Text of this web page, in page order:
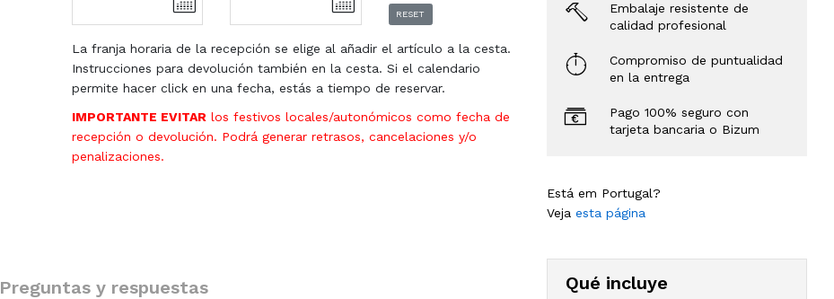
RESET
La franja horaria de la recepción se elige al añadir el artículo a la cesta.
Instrucciones para devolución también en la cesta. Si el calendario
permite hacer click en una fecha, estás a tiempo de reservar.
IMPORTANTE EVITAR los festivos locales/autonómicos como fecha de
recepción o devolución. Podrá generar retrasos, cancelaciones y/o
penalizaciones.
Preguntas y respuestas
Embalaje resistente de
calidad profesional
Compromiso de puntualidad
en la entrega
Pago 100% seguro con
tarjeta bancaria o Bizum
Está em Portugal?
Veja esta página
Qué incluye